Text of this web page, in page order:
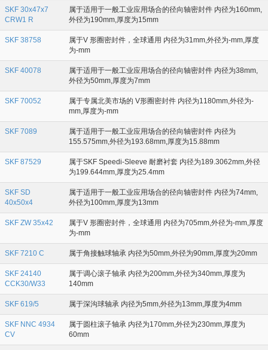
SKF 30x47x7
CRW1 R
属于适用于一般工业应用场合的径向轴密封件 内径为160mm,
外径为190mm,厚度为15mm
SKF 38758
属于V 形圈密封件，全球通用 内径为31mm,外径为-mm,厚度
为-mm
SKF 40078
属于适用于一般工业应用场合的径向轴密封件 内径为38mm,
外径为50mm,厚度为7mm
SKF 70052
属于专属北美市场的 V形圈密封件 内径为1180mm,外径为-
mm,厚度为-mm
SKF 7089
属于适用于一般工业应用场合的径向轴密封件 内径为
155.575mm,外径为193.68mm,厚度为15.88mm
SKF 87529
属于SKF Speedi-Sleeve 耐磨衬套 内径为189.3062mm,外径
为199.644mm,厚度为25.4mm
SKF SD
40x50x4
属于适用于一般工业应用场合的径向轴密封件 内径为74mm,
外径为100mm,厚度为13mm
SKF ZW 35x42
属于V 形圈密封件，全球通用 内径为705mm,外径为-mm,厚度
为-mm
SKF 7210 C 属于角接触球轴承 内径为50mm,外径为90mm,厚度为20mm
SKF 24140
CCK30/W33
属于调心滚子轴承 内径为200mm,外径为340mm,厚度为
140mm
SKF 619/5 属于深沟球轴承 内径为5mm,外径为13mm,厚度为4mm
SKF NNC 4934
CV
属于圆柱滚子轴承 内径为170mm,外径为230mm,厚度为
60mm